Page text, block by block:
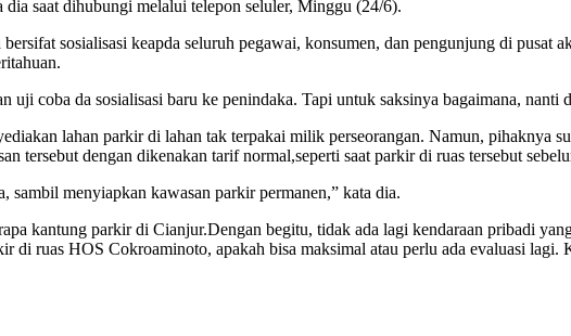
dia saat dihubungi melalui telepon seluler, Minggu (24/6).
sosialisasi keapda seluruh pegawai, konsumen, dan pengunjung di pusat
uji coba da sosialisasi baru ke penindaka. Tapi untuk saksinya bagaimana, nanti
lahan parkir di lahan tak terpakai milik perseorangan. Namun, pihaknya
tersebut dengan dikenakan tarif normal,seperti saat parkir di ruas tersebut
sambil menyiapkan kawasan parkir permanen,” kata dia.
kantung parkir di Cianjur.Dengan begitu, tidak ada lagi kendaraan pribadi
di ruas HOS Cokroaminoto, apakah bisa maksimal atau perlu ada evaluasi